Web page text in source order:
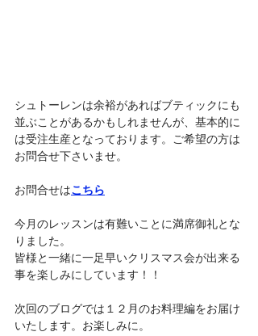
シュトーレンは余裕があればブティックにも
並ぶことがあるかもしれませんが、基本的に
は受注生産となっております。ご希望の方は
お問合せ下さいませ。
お問合せはこちら
今月のレッスンは有難いことに満席御礼とな
りました。
皆様と一緒に一足早いクリスマス会が出来る
事を楽しみにしています！！
次回のブログでは１２月のお料理編をお届け
いたします。お楽しみに。